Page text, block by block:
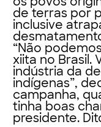
de terras por
inclusive
“Não
xiita no Brasil.
indústria da
indígenas”,
campanha,
tinha boas
presidente.